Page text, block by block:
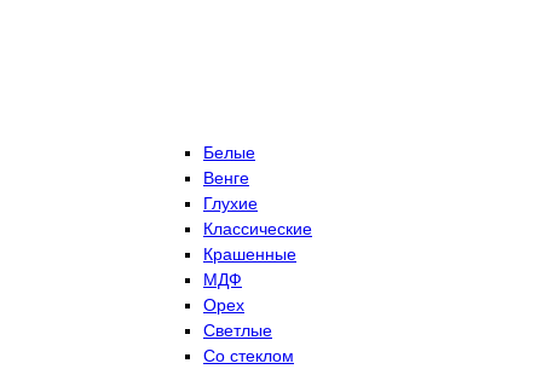
Белые
Венге
Глухие
Классические
Крашенные
МДФ
Орех
Светлые
Со стеклом